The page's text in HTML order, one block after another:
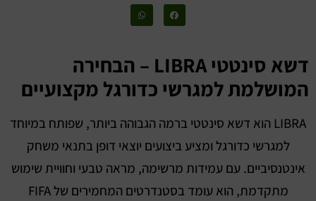
דשא סינטטי LIBRA – הבחירה
המושלמת למגרשי כדורגל מקצועיים
LIBRA הוא דשא סינטטי ברמה הגבוהה ביותר, שפותח במיוחד
למגרשי כדורגל ומציע ביצועים יוצאי דופן בתנאי משחק
אינטנסיביים. עם עמידות מרשימה, מראה טבעי וחוויית שימוש
מתקדמת, הוא עומד בסטנדרטים המחמירים של FIFA